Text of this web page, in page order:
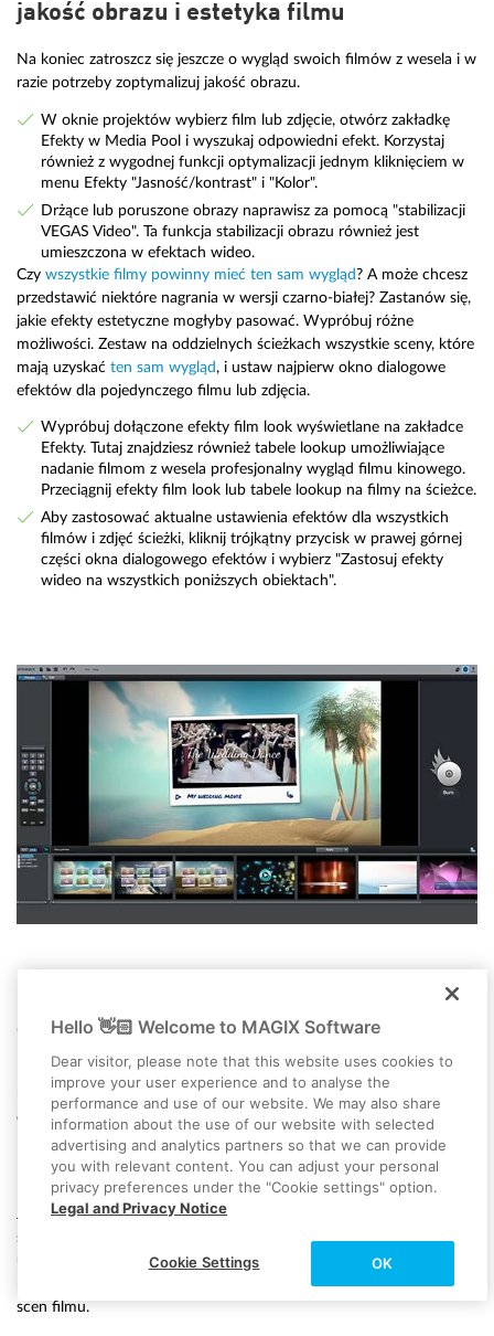
jakość obrazu i estetyka filmu
Na koniec zatroszcz się jeszcze o wygląd swoich filmów z wesela i w
razie potrzeby zoptymalizuj jakość obrazu.
W oknie projektów wybierz film lub zdjęcie, otwórz zakładkę
Efekty w Media Pool i wyszukaj odpowiedni efekt. Korzystaj
również z wygodnej funkcji optymalizacji jednym kliknięciem w
menu Efekty "Jasność/kontrast" i "Kolor".
Drżące lub poruszone obrazy naprawisz za pomocą "stabilizacji
VEGAS Video". Ta funkcja stabilizacji obrazu również jest
umieszczona w efektach wideo.
Czy wszystkie filmy powinny mieć ten sam wygląd? A może chcesz
przedstawić niektóre nagrania w wersji czarno-białej? Zastanów się,
jakie efekty estetyczne mogłyby pasować. Wypróbuj różne
możliwości. Zestaw na oddzielnych ścieżkach wszystkie sceny, które
mają uzyskać ten sam wygląd, i ustaw najpierw okno dialogowe
efektów dla pojedynczego filmu lub zdjęcia.
Wypróbuj dołączone efekty film look wyświetlane na zakładce
Efekty. Tutaj znajdziesz również tabele lookup umożliwiające
nadanie filmom z wesela profesjonalny wygląd filmu kinowego.
Przeciągnij efekty film look lub tabele lookup na filmy na ścieżce.
Aby zastosować aktualne ustawienia efektów dla wszystkich
filmów i zdjęć ścieżki, kliknij trójkątny przycisk w prawej górnej
części okna dialogowego efektów i wybierz "Zastosuj efekty
wideo na wszystkich poniższych obiektach".
z wesela z menu wyboru
Na koniec, gdy podczas odtwarzania w Video deluxe Plus wszystko
brzmi i wygląda dobrze, nagraj swój film z wesela na płycie wraz z
dobrze zaprojektowanym menu wyboru.
Kliknij w górnej prawej części ekranu przycisk z płytą.
Powoduje to wyświetlenie interfejsu umożliwiającego nagrywanie.
Jeżeli znaczniki rozdziałów nie zostały jeszcze ustawione, wyświetla
się pytanie, czy chcesz je ustawić samodzielnie, czy mają one zostać
ustawione automatycznie. Dzięki znacznikom rozdziałów widzowie
mogą później za pomocą pilota przechodzić do różnych rozdziałów i
scen filmu.
Hello 👋🏻 Welcome to MAGIX Software
Dear visitor, please note that this website uses cookies to
improve your user experience and to analyse the
performance and use of our website. We may also share
information about the use of our website with selected
advertising and analytics partners so that we can provide
you with relevant content. You can adjust your personal
privacy preferences under the "Cookie settings" option.
Legal and Privacy Notice
OK
Cookie Settings